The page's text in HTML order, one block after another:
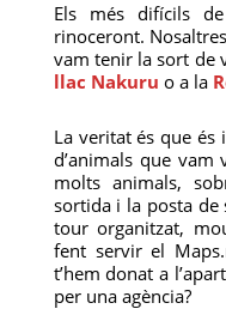
Els més difícils
rinoceront.
vam tenir la sort de
llac Nakuru o a la
La veritat és que
d’animals que vam
molts animals,
sortida i la posta de
tour organitzat,
fent servir el
t’hem donat a
per una agència?